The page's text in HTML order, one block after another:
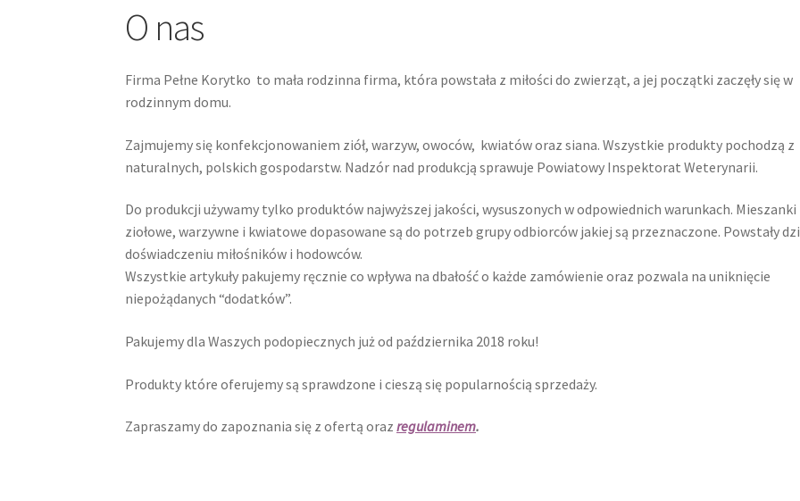
O nas
Firma Pełne Korytko to mała rodzinna firma, która powstała z miłości do zwierząt, a jej początki zaczęły się w
rodzinnym domu.
Zajmujemy się konfekcjonowaniem ziół, warzyw, owoców, kwiatów oraz siana. Wszystkie produkty pochodzą z
naturalnych, polskich gospodarstw. Nadzór nad produkcją sprawuje Powiatowy Inspektorat Weterynarii.
Do produkcji używamy tylko produktów najwyższej jakości, wysuszonych w odpowiednich warunkach. Mieszanki
ziołowe, warzywne i kwiatowe dopasowane są do potrzeb grupy odbiorców jakiej są przeznaczone. Powstały
doświadczeniu miłośników i hodowców.
Wszystkie artykuły pakujemy ręcznie co wpływa na dbałość o każde zamówienie oraz pozwala na uniknięcie
niepożądanych “dodatków”.
Pakujemy dla Waszych podopiecznych już od października 2018 roku!
Produkty które oferujemy są sprawdzone i cieszą się popularnością sprzedaży.
Zapraszamy do zapoznania się z ofertą orazregulaminem.